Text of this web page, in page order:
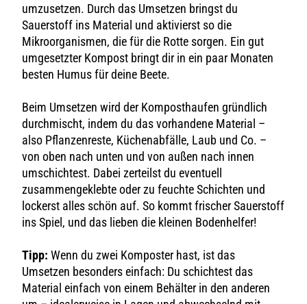
umzusetzen. Durch das Umsetzen bringst du
Sauerstoff ins Material und aktivierst so die
Mikroorganismen, die für die Rotte sorgen. Ein gut
umgesetzter Kompost bringt dir in ein paar Monaten
besten Humus für deine Beete.
Beim Umsetzen wird der Komposthaufen gründlich
durchmischt, indem du das vorhandene Material –
also Pflanzenreste, Küchenabfälle, Laub und Co. –
von oben nach unten und von außen nach innen
umschichtest. Dabei zerteilst du eventuell
zusammengeklebte oder zu feuchte Schichten und
lockerst alles schön auf. So kommt frischer Sauerstoff
ins Spiel, und das lieben die kleinen Bodenhelfer!
Tipp: Wenn du zwei Komposter hast, ist das
Umsetzen besonders einfach: Du schichtest das
Material einfach von einem Behälter in den anderen